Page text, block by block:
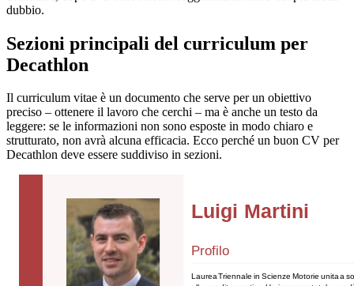
dubbio.
Sezioni principali del curriculum per
Decathlon
Il curriculum vitae è un documento che serve per un obiettivo
preciso – ottenere il lavoro che cerchi – ma è anche un testo da
leggere: se le informazioni non sono esposte in modo chiaro e
strutturato, non avrà alcuna efficacia. Ecco perché un buon CV per
Decathlon deve essere suddiviso in sezioni.